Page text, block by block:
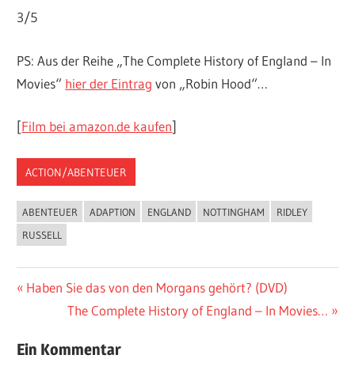
3/5
PS: Aus der Reihe „The Complete History of England – In
Movies“ hier der Eintrag von „Robin Hood“…
[Film bei amazon.de kaufen]
ACTION/ABENTEUER
ABENTEUER ADAPTION ENGLAND NOTTINGHAM
RIDLEY
RUSSELL
Beitragsnavigation
Vorheriger
Beitrag:
Haben Sie das von den Morgans gehört? (DVD)
Nächster
The Complete History of England – In Movies…
Ein Kommentar